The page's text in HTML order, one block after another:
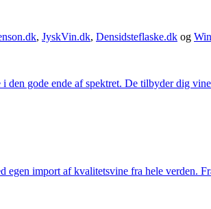
, JyskVin.dk, Densidsteflaske.dk og
gode ende af spektret. De tilbyder dig
import af kvalitetsvine fra hele verden.